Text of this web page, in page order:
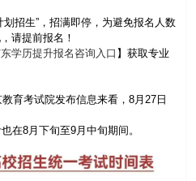
招生”，招满即停，为避免报名人数
请提前报名！
学历提升报名咨询入口 】获取专业
育考试院发布信息来看，8月27日
在8月下旬至9月中旬期间。